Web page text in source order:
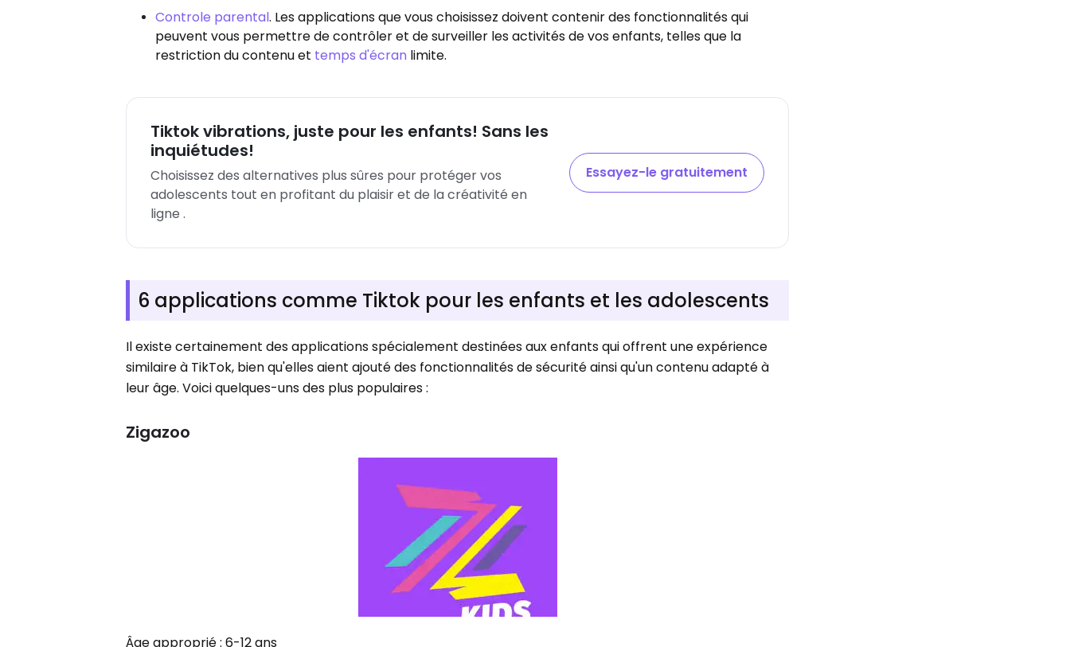
Controle parental. Les applications que vous choisissez doivent contenir des fonctionnalités qui
peuvent vous permettre de contrôler et de surveiller les activités de vos enfants, telles que la
restriction du contenu et temps d'écran limite.
Tiktok vibrations, juste pour les enfants! Sans les
inquiétudes!
Choisissez des alternatives plus sûres pour protéger vos
adolescents tout en profitant du plaisir et de la créativité en
ligne .
Essayez-le gratuitement
6 applications comme Tiktok pour les enfants et les adolescents
Il existe certainement des applications spécialement destinées aux enfants qui offrent une expérience
similaire à TikTok, bien qu'elles aient ajouté des fonctionnalités de sécurité ainsi qu'un contenu adapté à
leur âge. Voici quelques-uns des plus populaires :
Zigazoo
Âge approprié : 6-12 ans